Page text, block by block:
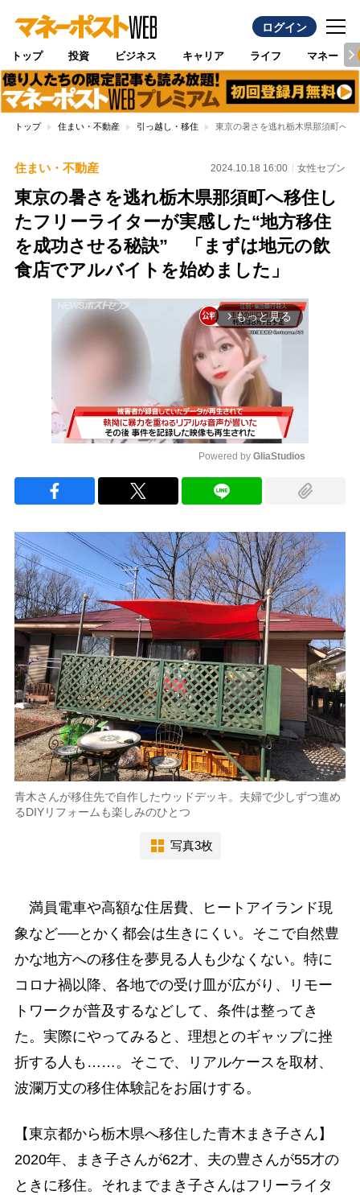
ログイン
トップ 投資 ビジネス キャリア ライフ マネー
トップ 住まい・不動産 引っ越し・移住 東京の暑さを逃れ栃木県那須町へ
住まい・不動産 2024.10.18 16:00 女性セブン
東京の暑さを逃れ栃木県那須町へ移住し
たフリーライターが実感した“地方移住
を成功させる秘訣” 「まずは地元の飲
食店でアルバイトを始めました」
arrow_forward_ios もっと見る
Powered by GliaStudios
青木さんが移住先で自作したウッドデッキ。夫婦で少しずつ進め
るDIYリフォームも楽しみのひとつ
写真3枚
満員電車や高額な住居費、ヒートアイランド現
象など──とかく都会は生きにくい。そこで自然豊
かな地方への移住を夢見る人も少なくない。特に
コロナ禍以降、各地での受け皿が広がり、リモー
トワークが普及するなどして、条件は整ってき
た。実際にやってみると、理想とのギャップに挫
折する人も……。そこで、リアルケースを取材、
波瀾万丈の移住体験記をお届けする。
【東京都から栃木県へ移住した青木まき子さん】
2020年、まき子さんが62才、夫の豊さんが55才の
ときに移住。それまでまき子さんはフリーライタ